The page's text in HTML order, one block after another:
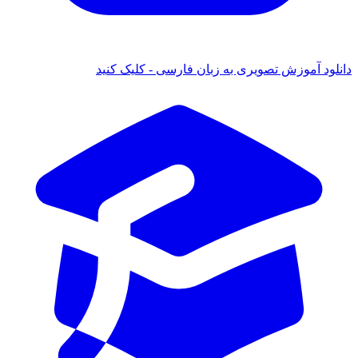
آموزش تصویری به زبان فارسی - کلیک کنید